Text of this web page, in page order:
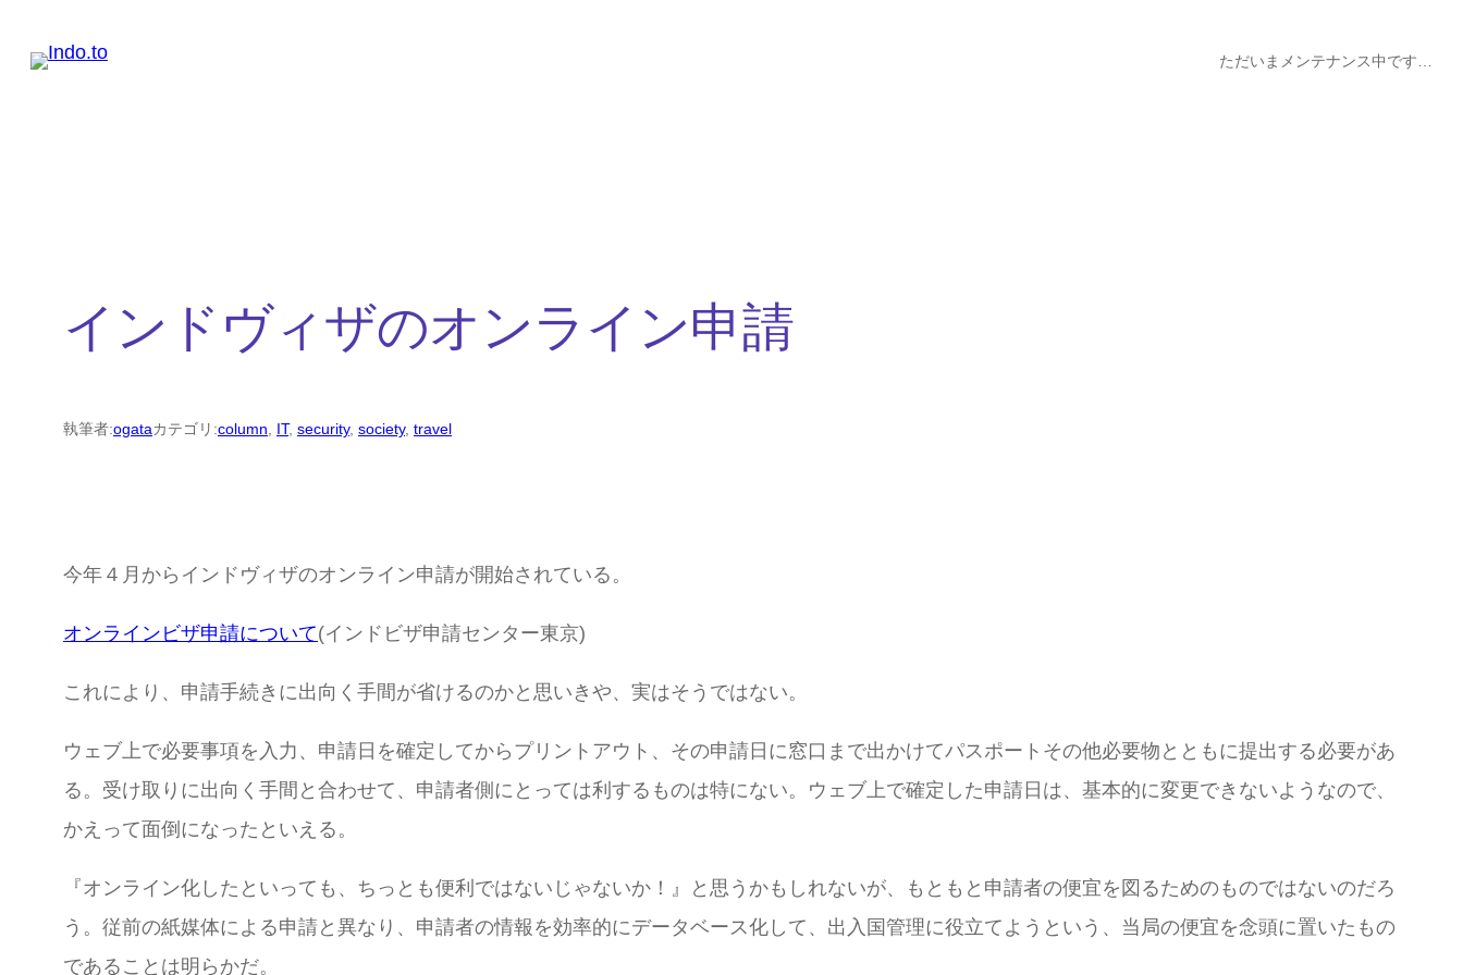
ただいまメンテナンス中です…
インドヴィザのオンライン申請
執筆者:ogataカテゴリ:column, IT, security, society, travel
今年４月からインドヴィザのオンライン申請が開始されている。
オンラインビザ申請について(インドビザ申請センター東京)
これにより、申請手続きに出向く手間が省けるのかと思いきや、実はそうではない。
ウェブ上で必要事項を入力、申請日を確定してからプリントアウト、その申請日に窓口まで出かけてパスポートその他必要物とともに提出する必要があ
る。受け取りに出向く手間と合わせて、申請者側にとっては利するものは特にない。ウェブ上で確定した申請日は、基本的に変更できないようなので、
かえって面倒になったといえる。
『オンライン化したといっても、ちっとも便利ではないじゃないか！』と思うかもしれないが、もともと申請者の便宜を図るためのものではないのだろ
う。従前の紙媒体による申請と異なり、申請者の情報を効率的にデータベース化して、出入国管理に役立てようという、当局の便宜を念頭に置いたもの
であることは明らかだ。